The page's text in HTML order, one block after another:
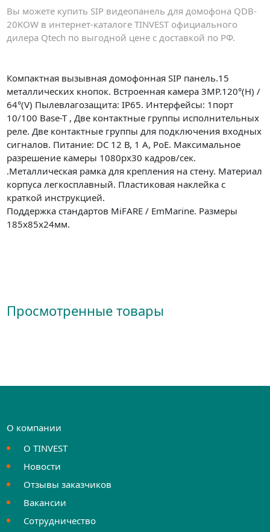
Вы можете купить SIP видеопанель для домофона QDB-
20KOW в интернет-каталоге TINVEST официального
дилера Qtech по выгодной цене с доставкой по РФ.
Компактная вызывная домофонная SIP панель.15
металлических кнопок. Встроенная камера 3MP.120°(H) /
64°(V) Пылевлагозащита: IP65. Интерфейсы: 1порт
10/100 Base-T , Две контактные группы исполнительных
реле. Две контактные группы для подключения входных
сигналов. Питание: DC 12 В, 1 А, PoE. Максимальное
разрешение камеры 1080рх30 кадров/сек.
.Металлическая рамка для крепления на стену. Материал
корпуса легкосплавный. Пластиковая наклейка с
краткой инструкцией.
Поддержка стандартов MiFARE / EmMarine. Размеры
185х85х24мм.
Просмотренные товары
О компании
О TINVEST
Новости
Отзывы заказчиков
Вакансии
Сотрудничество